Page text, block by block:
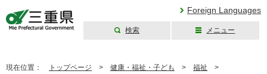
Foreign Languages
検索 メニュー
現在位置： トップページ > 健康・福祉・子ども > 福祉 >